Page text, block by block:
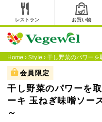
レストラン お買い物
Home › Style › 干し野菜のパワーを
会員限定
干し野菜のパワーを
ーキ 玉ねぎ味噌ソー
～